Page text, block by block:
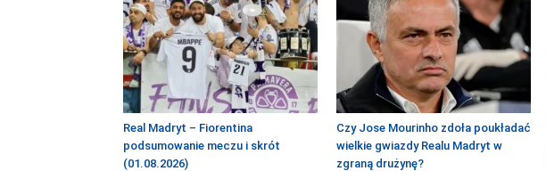
Real Madryt – Fiorentina
podsumowanie meczu i skrót
(01.08.2026)
Czy Jose Mourinho zdoła poukładać
wielkie gwiazdy Realu Madryt w
zgraną drużynę?